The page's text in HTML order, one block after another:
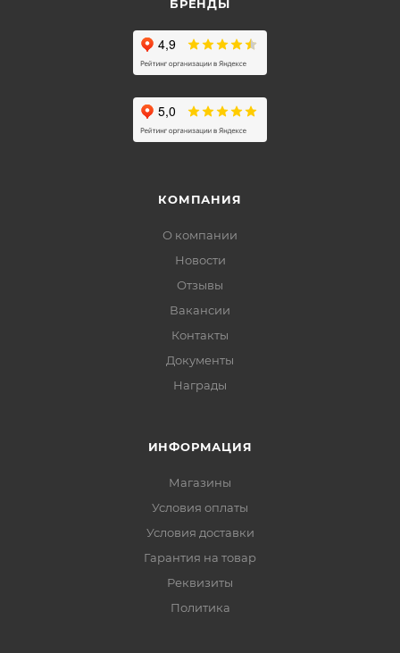
БРЕНДЫ
КОМПАНИЯ
О компании
Новости
Отзывы
Вакансии
Контакты
Документы
Награды
ИНФОРМАЦИЯ
Магазины
Условия оплаты
Условия доставки
Гарантия на товар
Реквизиты
Политика